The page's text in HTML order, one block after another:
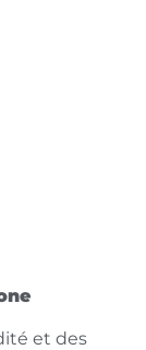
et des